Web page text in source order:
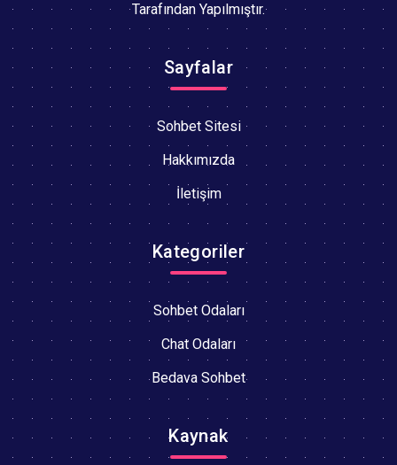
Tarafından Yapılmıştır.
Sayfalar
Sohbet Sitesi
Hakkımızda
İletişim
Kategoriler
Sohbet Odaları
Chat Odaları
Bedava Sohbet
Kaynak